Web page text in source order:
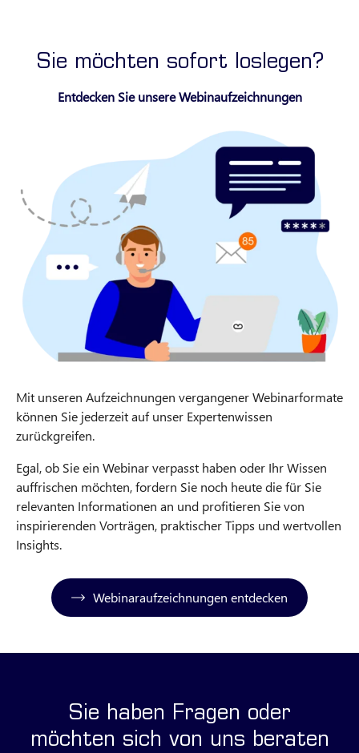
Sie möchten sofort loslegen?
Entdecken Sie unsere Webinaufzeichnungen
Mit unseren Aufzeichnungen vergangener Webinarformate
können Sie jederzeit auf unser Expertenwissen
zurückgreifen.
Egal, ob Sie ein Webinar verpasst haben oder Ihr Wissen
auffrischen möchten, fordern Sie noch heute die für Sie
relevanten Informationen an und profitieren Sie von
inspirierenden Vorträgen, praktischer Tipps und wertvollen
Insights.
Webinaraufzeichnungen entdecken
Sie haben Fragen oder
möchten sich von uns beraten